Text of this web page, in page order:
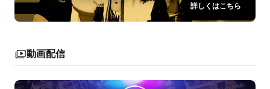
詳しくはこちら
動画配信